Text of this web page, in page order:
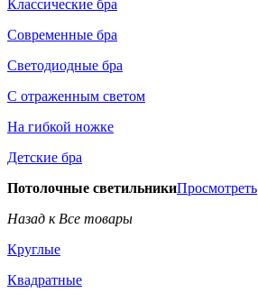
Классические бра
Современные бра
Светодиодные бра
С отраженным светом
На гибкой ножке
Детские бра
Потолочные светильникиПросмотреть
Назад к Все товары
Круглые
Квадратные